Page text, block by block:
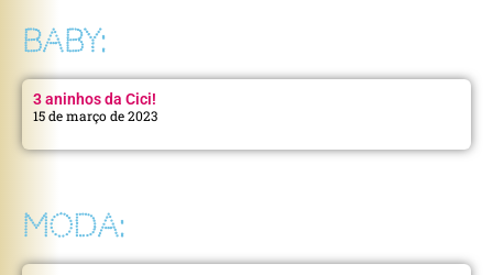
BABY:
3 aninhos da Cici!
15 de março de 2023
MODA: